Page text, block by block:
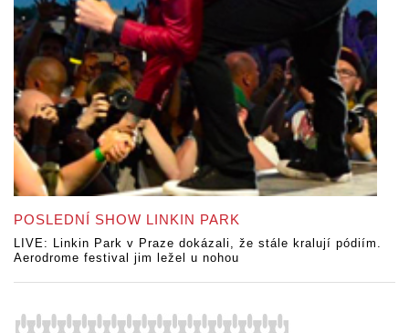
POSLEDNÍ SHOW LINKIN PARK
LIVE: Linkin Park v Praze dokázali, že stále kralují pódiím.
Aerodrome festival jim ležel u nohou